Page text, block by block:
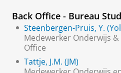
Back Office - Bureau
Steenbergen-Pruis, Y.
Medewerker Onderwijs &
Office
Tattje, J.M. (JM)